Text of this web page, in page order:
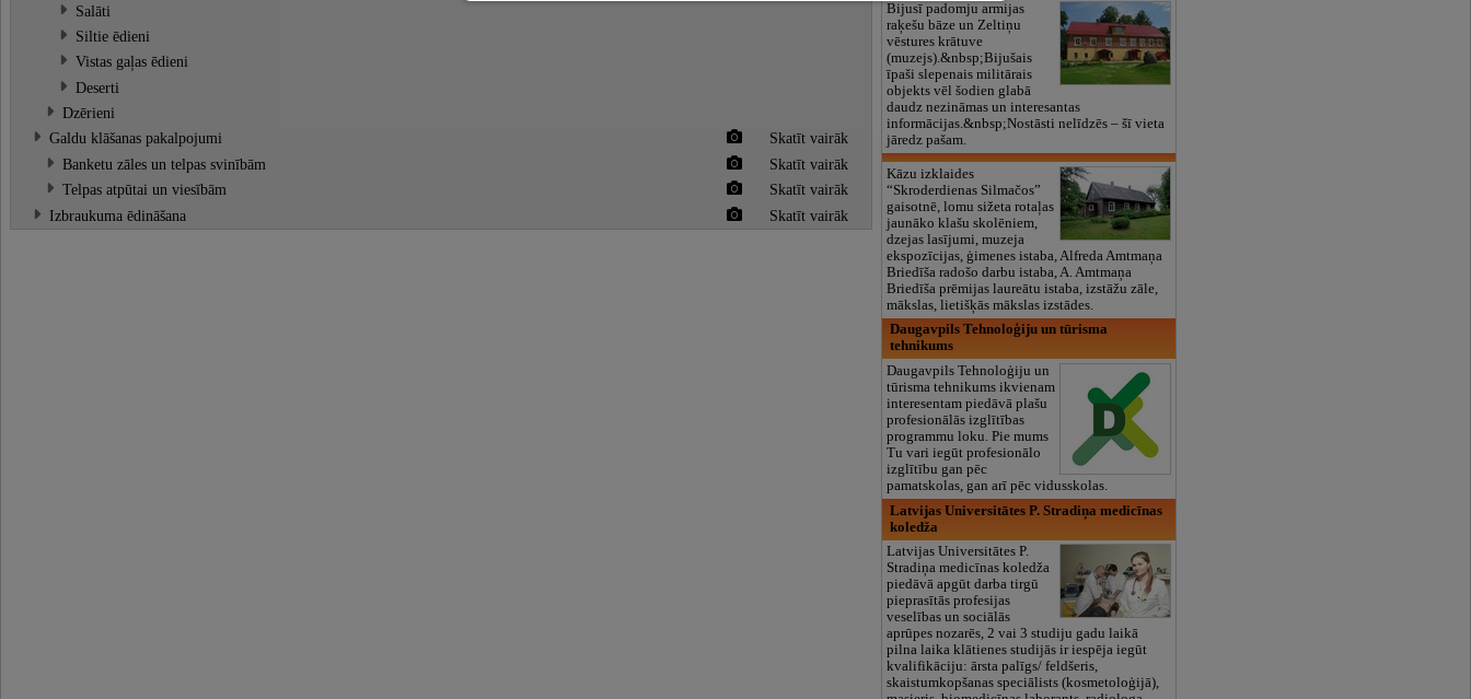
Salāti
Siltie ēdieni
Vistas gaļas ēdieni
Deserti
Dzērieni
Galdu klāšanas pakalpojumi
Skatīt vairāk
Banketu zāles un telpas svinībām
Skatīt vairāk
Telpas atpūtai un viesībām
Skatīt vairāk
Izbraukuma ēdināšana
Skatīt vairāk
Bijusī padomju armijas
raķešu bāze un Zeltiņu
vēstures krātuve
(muzejs).&nbsp;Bijušais
īpaši slepenais militārais
objekts vēl šodien glabā
daudz nezināmas un interesantas
informācijas.&nbsp;Nostāsti nelīdzēs – šī vieta
jāredz pašam.
Kāzu izklaides
“Skroderdienas Silmačos”
gaisotnē, lomu sižeta rotaļas
jaunāko klašu skolēniem,
dzejas lasījumi, muzeja
ekspozīcijas, ģimenes istaba, Alfreda Amtmaņa
Briedīša radošo darbu istaba, A. Amtmaņa
Briedīša prēmijas laureātu istaba, izstāžu zāle,
mākslas, lietišķās mākslas izstādes.
Daugavpils Tehnoloģiju un tūrisma
tehnikums
Daugavpils Tehnoloģiju un
tūrisma tehnikums ikvienam
interesentam piedāvā plašu
profesionālās izglītības
programmu loku. Pie mums
Tu vari iegūt profesionālo
izglītību gan pēc
pamatskolas, gan arī pēc vidusskolas.
Latvijas Universitātes P. Stradiņa medicīnas
koledža
Latvijas Universitātes P.
Stradiņa medicīnas koledža
piedāvā apgūt darba tirgū
pieprasītās profesijas
veselības un sociālās
aprūpes nozarēs, 2 vai 3 studiju gadu laikā
pilna laika klātienes studijās ir iespēja iegūt
kvalifikāciju: ārsta palīgs/ feldšeris,
skaistumkopšanas speciālists (kosmetoloģijā),